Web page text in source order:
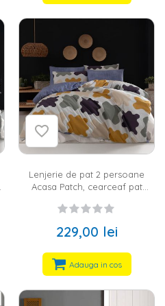
Lenjerie de pat 2 persoane
Acasa Patch, cearceaf pat
200x220 cm, 2 fete perna 50x70
multicolor
229,00 lei
Adauga in cos